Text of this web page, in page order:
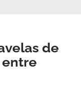
de
entre